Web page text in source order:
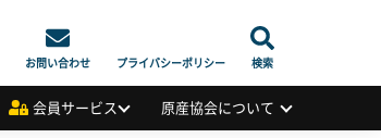
お問い合わせ プライバシーポリシー 検索
会員サービス 原産協会について